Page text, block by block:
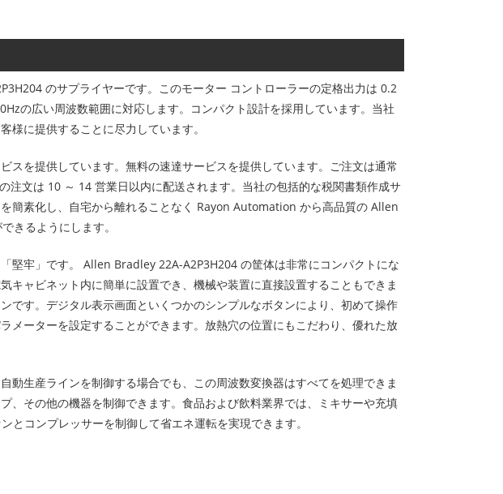
のサプライヤーです。このモーター コントローラーの定格出力は 0.2
の広い周波数範囲に対応します。コンパクト設計を採用しています。当社
様に提供することに尽力しています。
スを提供しています。無料の速達サービスを提供しています。ご注文は通常
注文は 10 ～ 14 営業日以内に配送されます。当社の包括的な税関書類作成サ
簡素化し、自宅から離れることなく Rayon Automation から高品質の Allen
きるようにします。
堅牢」です。 Allen Bradley 22A-A2P3H204 の筐体は非常にコンパクトにな
キャビネット内に簡単に設置でき、機械や装置に直接設置することもできま
です。デジタル表示画面といくつかのシンプルなボタンにより、初めて操作
メーターを設定することができます。放熱穴の位置にもこだわり、優れた放
動生産ラインを制御する場合でも、この周波数変換器はすべてを処理できま
、その他の機器を制御できます。食品および飲料業界では、ミキサーや充填
とコンプレッサーを制御して省エネ運転を実現できます。